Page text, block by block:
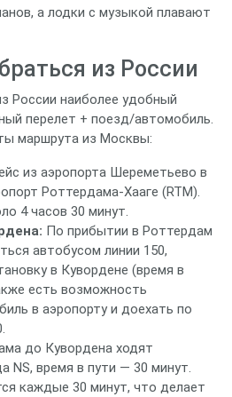
а лодки с музыкой плавают
из России
России наиболее удобный
перелет + поезд/автомобиль.
маршрута из Москвы:
из аэропорта Шереметьево в
Роттердама‑Хааге (RTM).
4 часов 30 минут.
По прибытии в Роттердам
автобусом линии 150,
в Кувордене (время в
есть возможность
в аэропорту и доехать по
до Кувордена ходят
NS, время в пути — 30 минут.
каждые 30 минут, что делает